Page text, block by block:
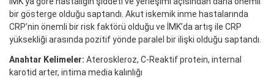
bir gösterge olduğu saptandı. Akut iskemik inme hastalarında
CRP’nin önemli bir risk faktörü olduğu ve İMK’da artış ile CRP
yüksekliği arasında pozitif yönde paralel bir ilişki olduğu saptandı.
Anahtar Kelimeler: Ateroskleroz, C-Reaktif protein, internal
karotid arter, intima media kalınlığı